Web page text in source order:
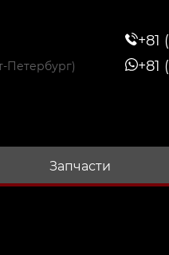
Петербург)
+81
+81
Запчасти